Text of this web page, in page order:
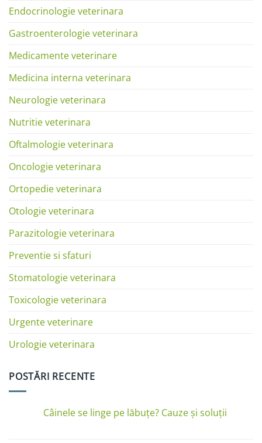
Endocrinologie veterinara
Gastroenterologie veterinara
Medicamente veterinare
Medicina interna veterinara
Neurologie veterinara
Nutritie veterinara
Oftalmologie veterinara
Oncologie veterinara
Ortopedie veterinara
Otologie veterinara
Parazitologie veterinara
Preventie si sfaturi
Stomatologie veterinara
Toxicologie veterinara
Urgente veterinare
Urologie veterinara
POSTĂRI RECENTE
Câinele se linge pe lăbuțe? Cauze și soluții